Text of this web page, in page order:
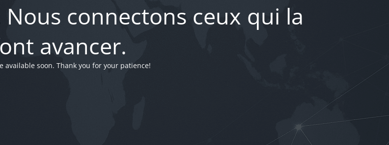
Nous connectons ceux qui la
avancer.
available soon. Thank you for your patience!